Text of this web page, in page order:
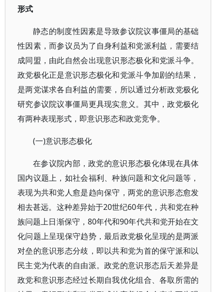
形式
静态的制度性因素是导致参议院议事僵局的基础
性因素，而参议员为了自身利益和党派利益，需要结
成同盟，由此自然会出现意识形态极化和党派斗争。
政党极化正是意识形态极化和党派斗争加剧的结果，
是两党谋求各自利益的需要，所以通过分析政党极化
研究参议院议事僵局更具现实意义。其中，政党极化
有两种表现形式，即意识形态和政党竞争。
(一)意识形态极化
在参议院内部，政党的意识形态极化体现在具体
国内议题上，如社会福利、种族问题和文化问题等，
表现为共和党人愈是趋向保守，两党的意识形态愈发
相去甚远。这种差异始于20世纪60年代，共和党在种
族问题上日渐保守，80年代和90年代共和党开始在文
化问题上呈现保守趋势，最后政党极化呈现的是两派
对垒的意识形态分歧，即以共和党为首的保守派和以
民主党为代表的自由派。政党的意识形态后天差异是
政党和意识形态经过长期自我优化组合、各取所需的